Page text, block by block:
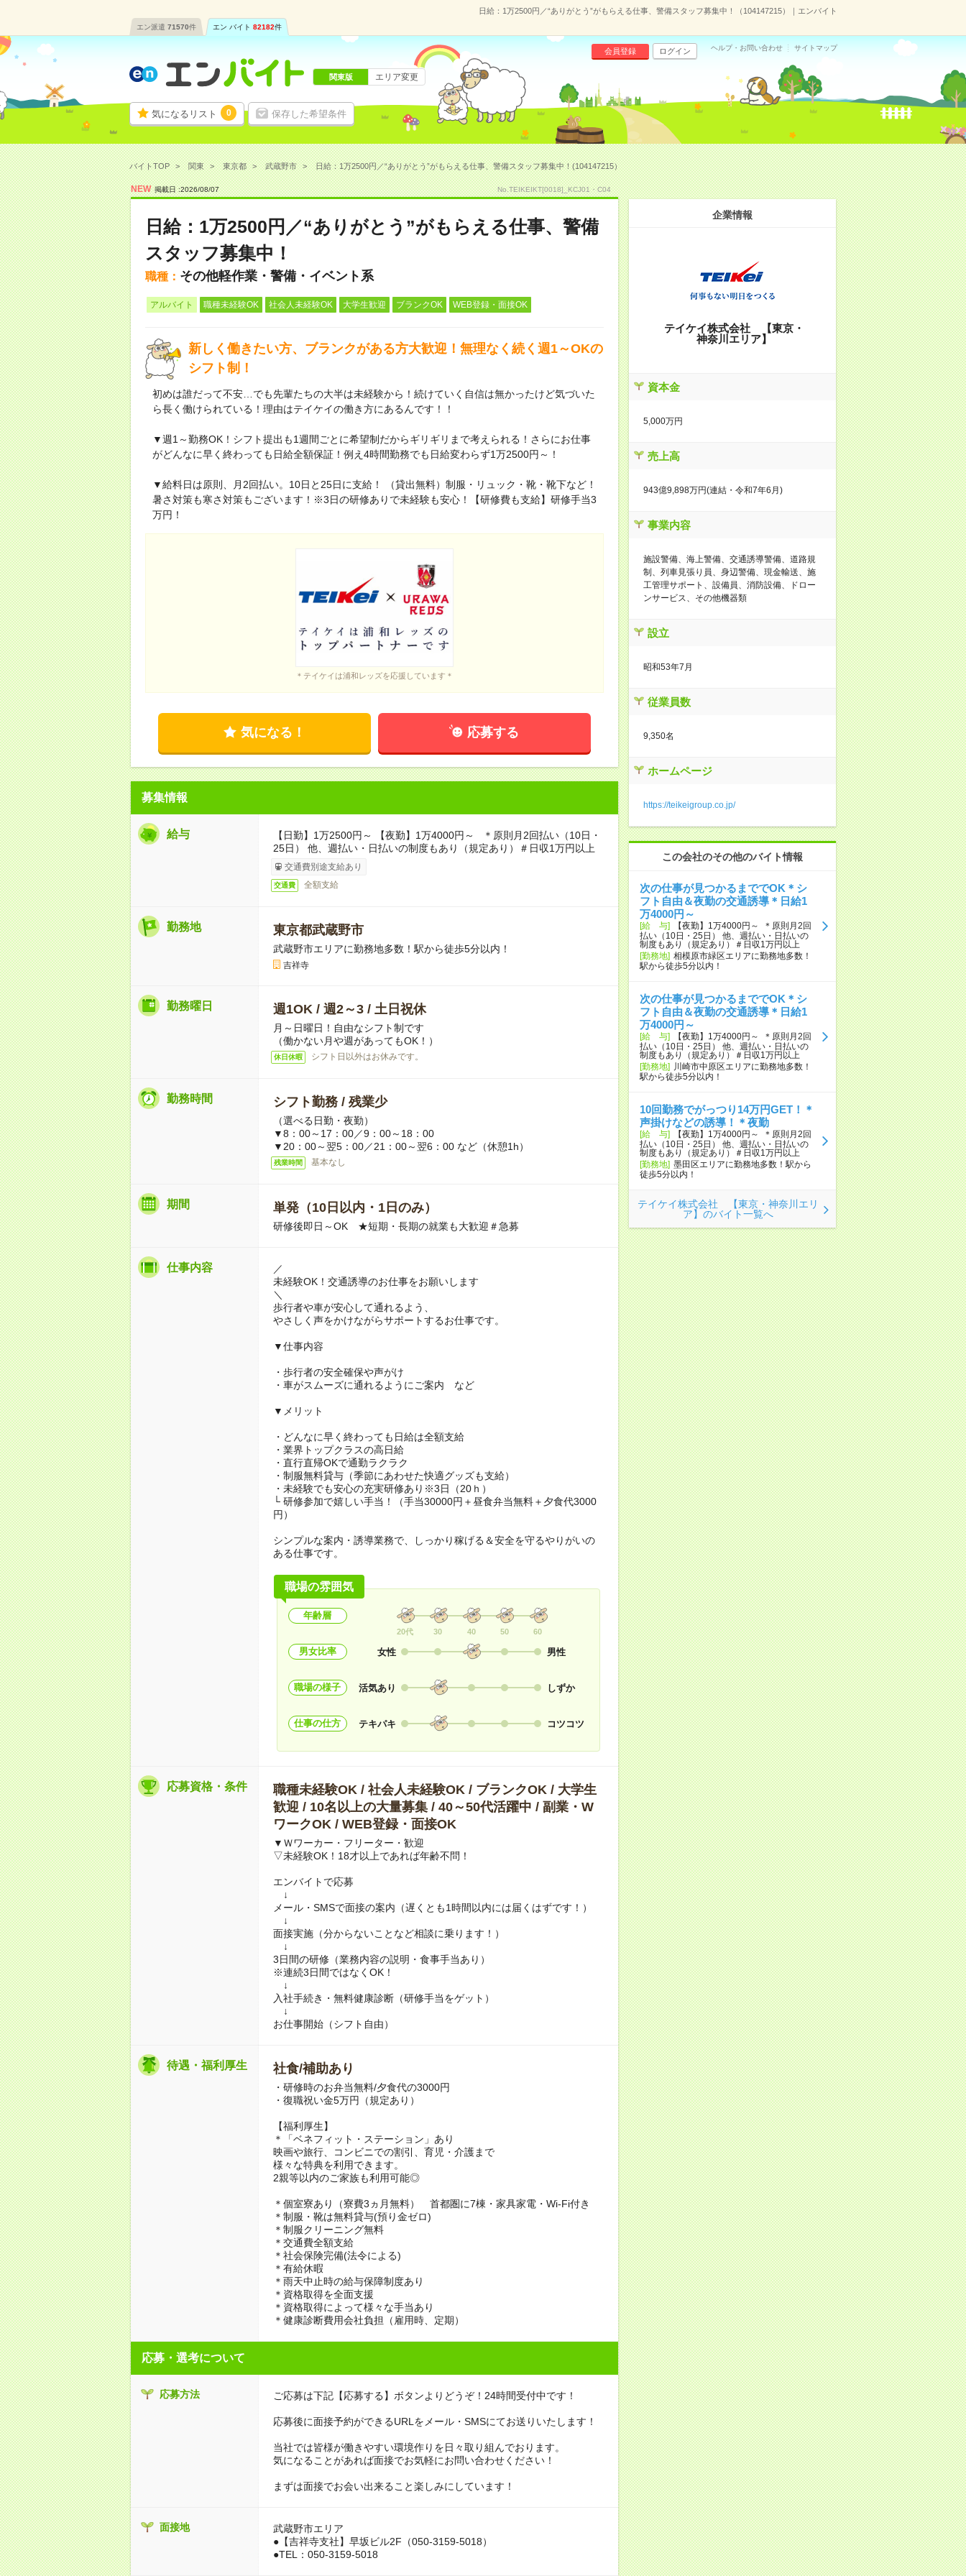
日給：1万2500円／“ありがとう”がもらえる仕事、警備スタッフ募集中！（104147215）｜エンバイト
エン派遣 71570件 エン バイト 82182件
気になるリスト 0 保存した希望条件
会員登録 ログイン ヘルプ・お問い合わせ サイトマップ
関東版 エリア変更
バイトTOP 関東 東京都 武蔵野市 日給：1万2500円／“ありがとう”がもらえる仕事、警備スタッフ募集中！(104147215）
NEW 掲載日 :2026/08/07 No.TEIKEIKT[0018]_KCJ01・C04
日給：1万2500円／“ありがとう”がもらえる仕事、警備
スタッフ募集中！
職種： その他軽作業・警備・イベント系
アルバイト 職種未経験OK 社会人未経験OK 大学生歓迎 ブランクOK WEB登録・面接OK
新しく働きたい方、ブランクがある方大歓迎！無理なく続く週1～OKの
シフト制！
初めは誰だって不安…でも先輩たちの大半は未経験から！続けていく自信は無かったけど気づいた
ら長く働けられている！理由はテイケイの働き方にあるんです！！
▼週1～勤務OK！シフト提出も1週間ごとに希望制だからギリギリまで考えられる！さらにお仕事
がどんなに早く終わっても日給全額保証！例え4時間勤務でも日給変わらず1万2500円～！
▼給料日は原則、月2回払い。10日と25日に支給！ （貸出無料）制服・リュック・靴・靴下など！
暑さ対策も寒さ対策もございます！※3日の研修ありで未経験も安心！【研修費も支給】研修手当3
万円！
＊テイケイは浦和レッズを応援しています＊
気になる！ 応募する
募集情報
給与
【日勤】1万2500円～ 【夜勤】1万4000円～ ＊原則月2回払い（10日・
25日） 他、週払い・日払いの制度もあり（規定あり）＃日収1万円以上
交通費別途支給あり
交通費 全額支給
勤務地 東京都武蔵野市
武蔵野市エリアに勤務地多数！駅から徒歩5分以内！
吉祥寺
勤務曜日 週1OK / 週2～3 / 土日祝休
月～日曜日！自由なシフト制です
（働かない月や週があってもOK！）
休日休暇 シフト日以外はお休みです。
勤務時間 シフト勤務 / 残業少
（選べる日勤・夜勤）
▼8：00～17：00／9：00～18：00
▼20：00～翌5：00／21：00～翌6：00 など（休憩1h）
残業時間 基本なし
期間 単発（10日以内・1日のみ）
研修後即日～OK ★短期・長期の就業も大歓迎＃急募
仕事内容
／
未経験OK！交通誘導のお仕事をお願いします
＼
歩行者や車が安心して通れるよう、
やさしく声をかけながらサポートするお仕事です。
▼仕事内容
・歩行者の安全確保や声がけ
・車がスムーズに通れるようにご案内 など
▼メリット
・どんなに早く終わっても日給は全額支給
・業界トップクラスの高日給
・直行直帰OKで通勤ラクラク
・制服無料貸与（季節にあわせた快適グッズも支給）
・未経験でも安心の充実研修あり※3日（20ｈ）
└ 研修参加で嬉しい手当！（手当30000円＋昼食弁当無料＋夕食代3000
円）
シンプルな案内・誘導業務で、しっかり稼げる＆安全を守るやりがいの
ある仕事です。
職場の雰囲気
年齢層
20代 30 40 50 60
男女比率 女性 男性
職場の様子 活気あり しずか
仕事の仕方 テキパキ コツコツ
応募資格・条件
職種未経験OK / 社会人未経験OK / ブランクOK / 大学生
歓迎 / 10名以上の大量募集 / 40～50代活躍中 / 副業・W
ワークOK / WEB登録・面接OK
▼Ｗワーカー・フリーター・歓迎
▽未経験OK！18才以上であれば年齢不問！
エンバイトで応募
↓
メール・SMSで面接の案内（遅くとも1時間以内には届くはずです！）
↓
面接実施（分からないことなど相談に乗ります！）
↓
3日間の研修（業務内容の説明・食事手当あり）
※連続3日間ではなくOK！
↓
入社手続き・無料健康診断（研修手当をゲット）
↓
お仕事開始（シフト自由）
待遇・福利厚生 社食/補助あり
・研修時のお弁当無料/夕食代の3000円
・復職祝い金5万円（規定あり）
【福利厚生】
＊「ベネフィット・ステーション」あり
映画や旅行、コンビニでの割引、育児・介護まで
様々な特典を利用できます。
2親等以内のご家族も利用可能◎
＊個室寮あり（寮費3ヵ月無料） 首都圏に7棟・家具家電・Wi-Fi付き
＊制服・靴は無料貸与(預り金ゼロ)
＊制服クリーニング無料
＊交通費全額支給
＊社会保険完備(法令による)
＊有給休暇
＊雨天中止時の給与保障制度あり
＊資格取得を全面支援
＊資格取得によって様々な手当あり
＊健康診断費用会社負担（雇用時、定期）
応募・選考について
応募方法 ご応募は下記【応募する】ボタンよりどうぞ！24時間受付中です！
応募後に面接予約ができるURLをメール・SMSにてお送りいたします！
当社では皆様が働きやすい環境作りを日々取り組んでおります。
気になることがあれば面接でお気軽にお問い合わせください！
まずは面接でお会い出来ること楽しみにしています！
面接地
武蔵野市エリア
●【吉祥寺支社】早坂ビル2F（050-3159-5018）
●TEL：050-3159-5018
企業情報
テイケイ株式会社 【東京・
神奈川エリア】
資本金
5,000万円
売上高
943億9,898万円(連結・令和7年6月)
事業内容
施設警備、海上警備、交通誘導警備、道路規
制、列車見張り員、身辺警備、現金輸送、施
工管理サポート、設備員、消防設備、ドロー
ンサービス、その他機器類
設立
昭和53年7月
従業員数
9,350名
ホームページ
https://teikeigroup.co.jp/
この会社のその他のバイト情報
次の仕事が見つかるまででOK＊シ
フト自由＆夜勤の交通誘導＊日給1
万4000円～
[給 与]
【夜勤】1万4000円～ ＊原則月2回
払い（10日・25日） 他、週払い・日払いの
制度もあり（規定あり）＃日収1万円以上
[勤務地] 相模原市緑区エリアに勤務地多数！
駅から徒歩5分以内！
次の仕事が見つかるまででOK＊シ
フト自由＆夜勤の交通誘導＊日給1
万4000円～
[給 与]
【夜勤】1万4000円～ ＊原則月2回
払い（10日・25日） 他、週払い・日払いの
制度もあり（規定あり）＃日収1万円以上
[勤務地] 川崎市中原区エリアに勤務地多数！
駅から徒歩5分以内！
10回勤務でがっつり14万円GET！＊
声掛けなどの誘導！＊夜勤
[給 与]
【夜勤】1万4000円～ ＊原則月2回
払い（10日・25日） 他、週払い・日払いの
制度もあり（規定あり）＃日収1万円以上
[勤務地] 墨田区エリアに勤務地多数！駅から
徒歩5分以内！
テイケイ株式会社 【東京・神奈川エリ
ア】のバイト一覧へ